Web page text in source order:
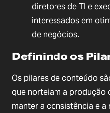
diretores de TI e
interessados em
de negócios.
Definindo os
Os pilares de conteúdo
que norteiam a produção
manter a consistência e